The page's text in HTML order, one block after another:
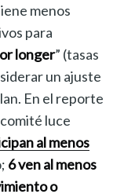
menos
para
longer” (tasas
un ajuste
En el reporte
luce
al menos
6 ven al menos
o